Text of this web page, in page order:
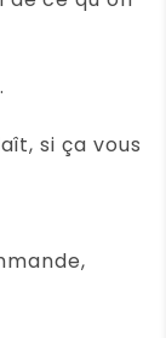
si ça vous